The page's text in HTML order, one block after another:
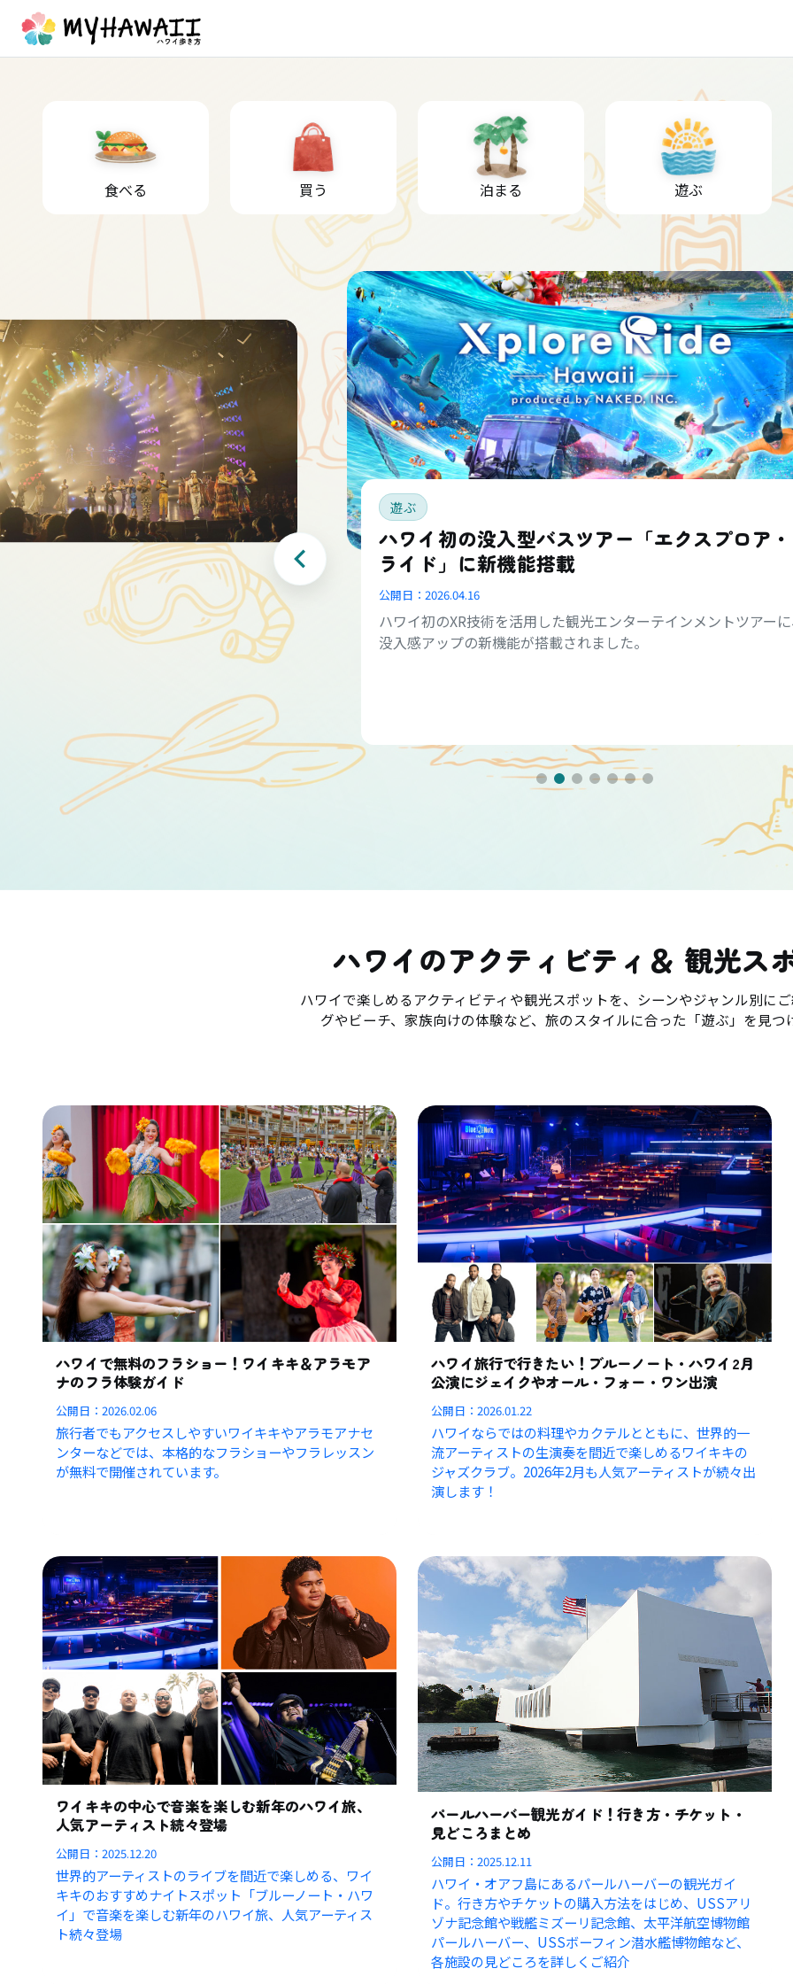
食べる 買う 泊まる 遊ぶ
遊ぶ
ハワイ初の没入型バスツアー「エクスプロア・
ライド」に新機能搭載
公開日： 2026.04.16
ハワイ初のXR技術を活用した観光エンターテインメントツアー
没入感アップの新機能が搭載されました。
ハワイのアクティビティ＆ 観光ス
ハワイで楽しめるアクティビティや観光スポットを、シーンやジャンル別に
グやビーチ、家族向けの体験など、旅のスタイルに合った「遊ぶ」を見つ
ハワイで無料のフラショー！ワイキキ＆アラモア
ナのフラ体験ガイド
公開日：2026.02.06
旅行者でもアクセスしやすいワイキキやアラモアナセ
ンターなどでは、本格的なフラショーやフラレッスン
が無料で開催されています。
ハワイ旅行で行きたい！ブルーノート・ハワイ2月
公演にジェイクやオール・フォー・ワン出演
公開日：2026.01.22
ハワイならではの料理やカクテルとともに、世界的一
流アーティストの生演奏を間近で楽しめるワイキキの
ジャズクラブ。2026年2月も人気アーティストが続々出
演します！
ワイキキの中心で音楽を楽しむ新年のハワイ旅、
人気アーティスト続々登場
公開日：2025.12.20
世界的アーティストのライブを間近で楽しめる、ワイ
キキのおすすめナイトスポット「ブルーノート・ハワ
イ」で音楽を楽しむ新年のハワイ旅、人気アーティス
ト続々登場
パールハーバー観光ガイド！行き方・チケット・
見どころまとめ
公開日：2025.12.11
ハワイ・オアフ島にあるパールハーバーの観光ガイ
ド。行き方やチケットの購入方法をはじめ、USSアリ
ゾナ記念館や戦艦ミズーリ記念館、太平洋航空博物館
パールハーバー、USSボーフィン潜水艦博物館など、
各施設の見どころを詳しくご紹介